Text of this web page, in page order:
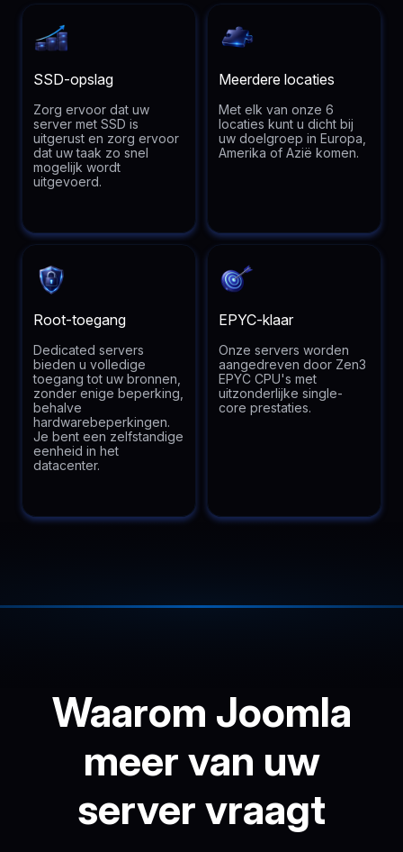
SSD-opslag
Zorg ervoor dat uw
server met SSD is
uitgerust en zorg ervoor
dat uw taak zo snel
mogelijk wordt
uitgevoerd.
Meerdere locaties
Met elk van onze 6
locaties kunt u dicht bij
uw doelgroep in Europa,
Amerika of Azië komen.
Root-toegang
Dedicated servers
bieden u volledige
toegang tot uw bronnen,
zonder enige beperking,
behalve
hardwarebeperkingen.
Je bent een zelfstandige
eenheid in het
datacenter.
EPYC-klaar
Onze servers worden
aangedreven door Zen3
EPYC CPU's met
uitzonderlijke single-
core prestaties.
Waarom Joomla
meer van uw
server vraagt